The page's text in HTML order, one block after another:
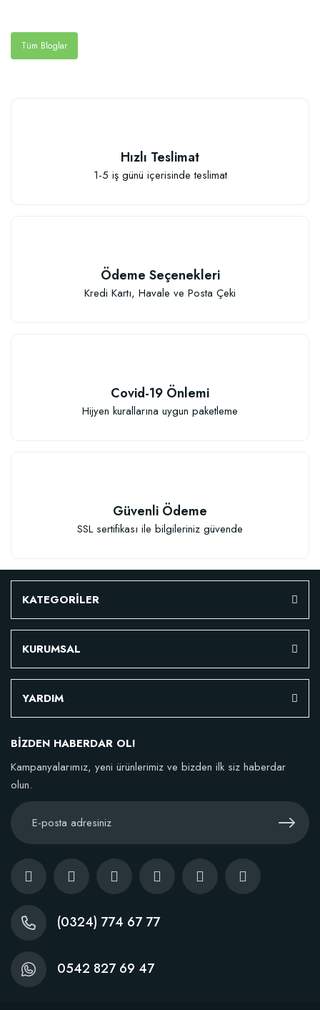
Tüm Bloglar
Hızlı Teslimat
1-5 iş günü içerisinde teslimat
Ödeme Seçenekleri
Kredi Kartı, Havale ve Posta Çeki
Covid-19 Önlemi
Hijyen kurallarına uygun paketleme
Güvenli Ödeme
SSL sertifikası ile bilgileriniz güvende
KATEGORİLER
KURUMSAL
YARDIM
BİZDEN HABERDAR OL!
Kampanyalarımız, yeni ürünlerimiz ve bizden ilk siz haberdar
olun.
(0324) 774 67 77
0542 827 69 47